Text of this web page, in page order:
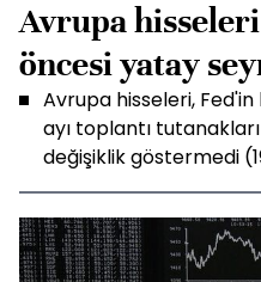
Avrupa
öncesi yatay
Avrupa hisseleri, Fed'in
ayı toplantı
değişiklik göstermedi